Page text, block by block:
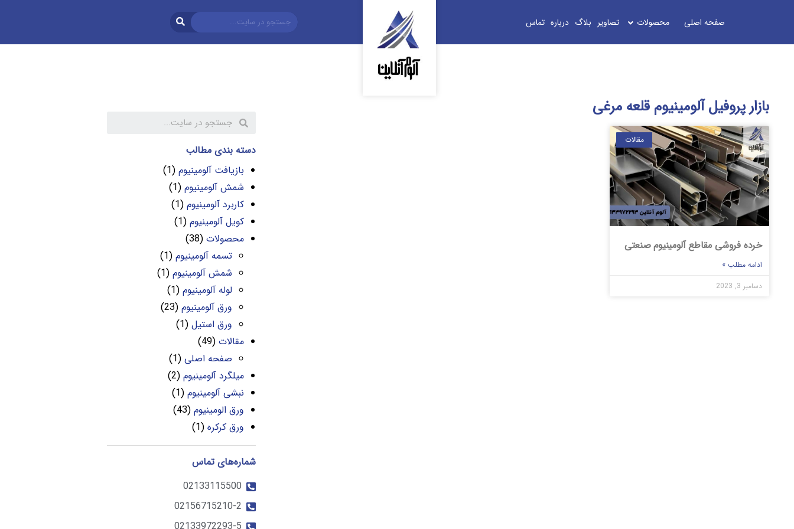
صفحه اصلی محصولات تصاویر بلاگ درباره تماس
بازار پروفیل آلومینیوم قلعه مرغی
مقالات
خرده فروشی مقاطع آلومینیوم صنعتی
ادامه مطلب »
دسامبر 3, 2023
دسته بندی مطالب
بازیافت آلومینیوم (1)
شمش آلومینیوم (1)
کاربرد آلومینیوم (1)
کویل آلومینیوم (1)
محصولات (38)
تسمه آلومینیوم (1)
شمش آلومینیوم (1)
لوله آلومینیوم (1)
ورق آلومینیوم (23)
ورق استیل (1)
مقالات (49)
صفحه اصلی (1)
میلگرد آلومینیوم (2)
نبشی آلومینیوم (1)
ورق الومینیوم (43)
ورق کرکره (1)
شماره‌های تماس
02133115500
02156715210-2